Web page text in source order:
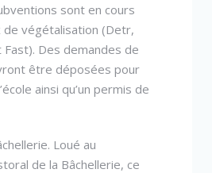
sont en cours
végétalisation (Detr,
Des demandes de
être déposées pour
ainsi qu’un permis de
Loué au
de la Bâchellerie, ce